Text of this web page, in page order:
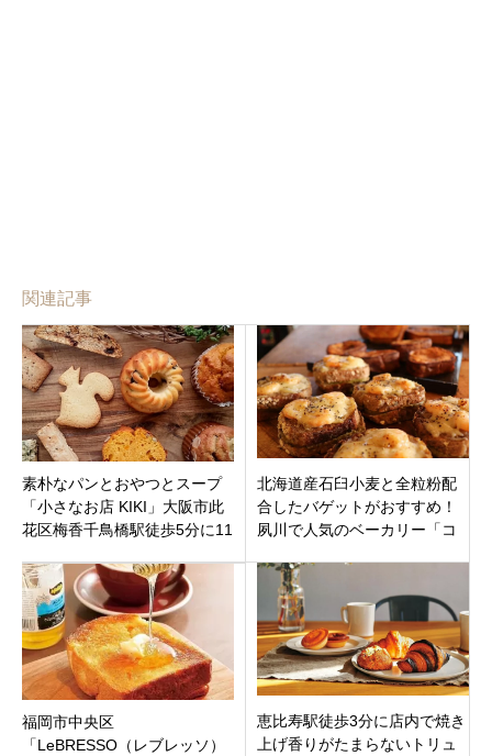
関連記事
素朴なパンとおやつとスープ
「小さなお店 KIKI」大阪市此
花区梅香千鳥橋駅徒歩5分に11
北海道産石臼小麦と全粒粉配
合したバゲットがおすすめ！
夙川で人気のベーカリー「コ
兵庫県宝塚市武庫川町。
福岡市中央区
「LeBRESSO（レブレッソ）
恵比寿駅徒歩3分に店内で焼き
上げ香りがたまらないトリュ